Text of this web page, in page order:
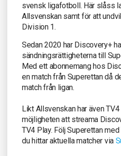
svensk ligafotboll. Här slåss
Allsvenskan samt för att
Division 1.
Sedan 2020 har Discovery+
sändningsrättigheterna till
Med ett abonnemang hos
en match från Superettan då
match från ligan.
Likt Allsvenskan har även
möjligheten att streama
TV4 Play. Följ Superettan
du hittar aktuella matcher via